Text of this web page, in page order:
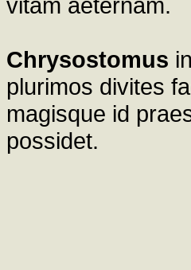
Chrysostomus
plurimos divites
magisque id
possidet.